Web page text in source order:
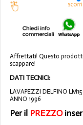
Affrettati! Questo
scappare!
DATI TECNICI:
LAVAPEZZI DELFINO
ANNO 1996
Per il PREZZO